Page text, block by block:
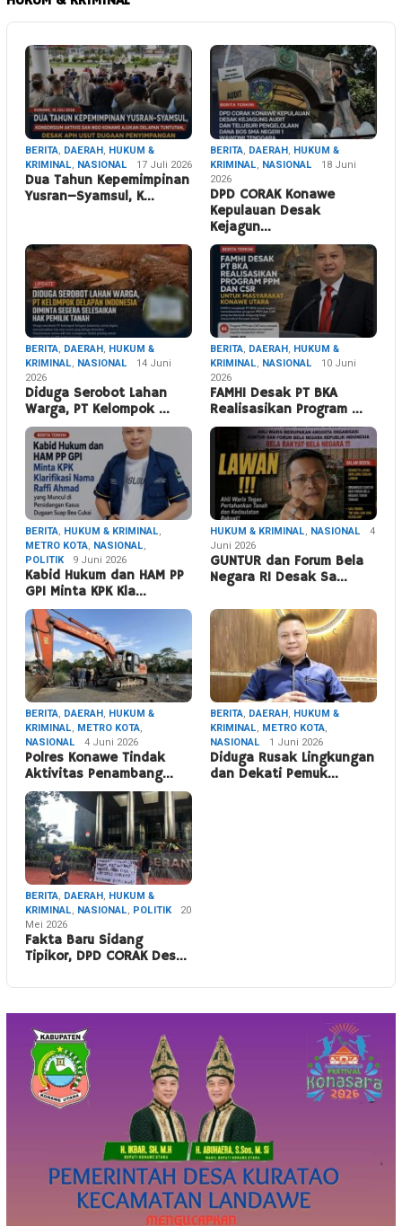
BERITA, DAERAH, HUKUM &
KRIMINAL, NASIONAL 17 Juli 2026
Dua Tahun Kepemimpinan
Yusran–Syamsul, K…
BERITA, DAERAH, HUKUM &
KRIMINAL, NASIONAL
18 Juni
2026
DPD CORAK Konawe
Kepulauan Desak
Kejagun…
BERITA, DAERAH, HUKUM &
KRIMINAL, NASIONAL
14 Juni
2026
Diduga Serobot Lahan
Warga, PT Kelompok …
BERITA, DAERAH, HUKUM &
KRIMINAL, NASIONAL
10 Juni
2026
FAMHI Desak PT BKA
Realisasikan Program …
BERITA, HUKUM & KRIMINAL,
METRO KOTA, NASIONAL,
POLITIK
9 Juni 2026
Kabid Hukum dan HAM PP
GPI Minta KPK Kla…
HUKUM & KRIMINAL, NASIONAL
4
Juni 2026
GUNTUR dan Forum Bela
Negara RI Desak Sa…
BERITA, DAERAH, HUKUM &
KRIMINAL, METRO KOTA,
NASIONAL
4 Juni 2026
Polres Konawe Tindak
Aktivitas Penambang…
BERITA, DAERAH, HUKUM &
KRIMINAL, METRO KOTA,
NASIONAL
1 Juni 2026
Diduga Rusak Lingkungan
dan Dekati Pemuk…
BERITA, DAERAH, HUKUM &
KRIMINAL, NASIONAL, POLITIK
20
Mei 2026
Fakta Baru Sidang
Tipikor, DPD CORAK Des…